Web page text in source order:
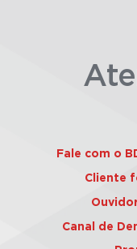
Fale com o
Cliente
Canal de